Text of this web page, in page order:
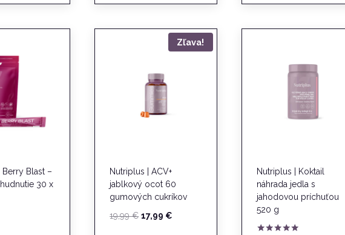
Berry Blast –
30 x
Zľava!
Nutriplus | ACV+
jablkový ocot 60
gumových cukríkov
19,99€ Pôvodná
17,99 €
Nutriplus | Koktail
náhrada jedla s
jahodovou príchuťou
520 g